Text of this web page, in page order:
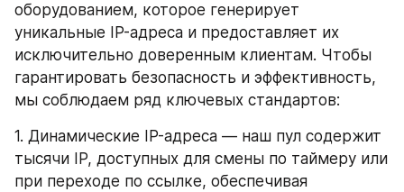
оборудованием, которое генерирует
уникальные IP-адреса и предоставляет их
исключительно доверенным клиентам. Чтобы
гарантировать безопасность и эффективность,
мы соблюдаем ряд ключевых стандартов:
1. Динамические IP-адреса — наш пул содержит
тысячи IP, доступных для смены по таймеру или
при переходе по ссылке, обеспечивая